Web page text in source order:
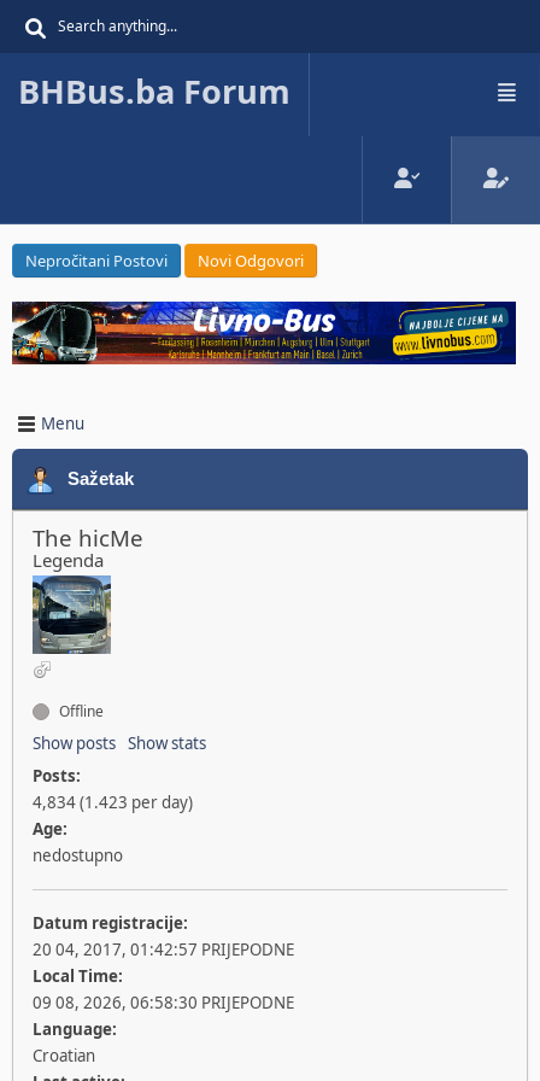
BHBus.ba Forum
Nepročitani Postovi Novi Odgovori
Menu
Sažetak
The hicMe
Legenda
Offline
Show posts Show stats
Posts:
4,834 (1.423 per day)
Age:
nedostupno
Datum registracije:
20 04, 2017, 01:42:57 PRIJEPODNE
Local Time:
09 08, 2026, 06:58:30 PRIJEPODNE
Language:
Croatian